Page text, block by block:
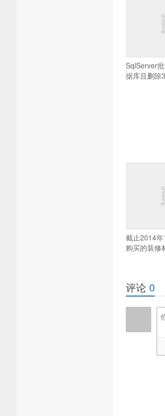
SqlServer
据库且删除
截止2014
购买的装修
评论 0